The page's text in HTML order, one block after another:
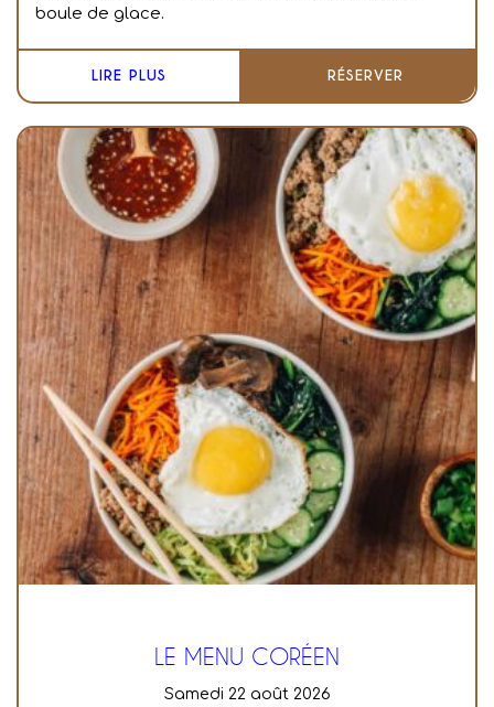
boule de glace.
LIRE PLUS RÉSERVER
LE MENU CORÉEN
samedi 22 août 2026